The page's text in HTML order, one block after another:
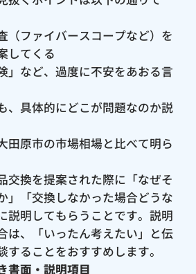
（ファイバースコープなど）を
してくる
」など、過度に不安をあおる言
、具体的にどこが問題なのか説
田原市の市場相場と比べて明ら
交換を提案された際に「なぜそ
」「交換しなかった場合どうな
説明してもらうことです。説明
は、「いったん考えたい」と伝
することをおすすめします。
書面・説明項目